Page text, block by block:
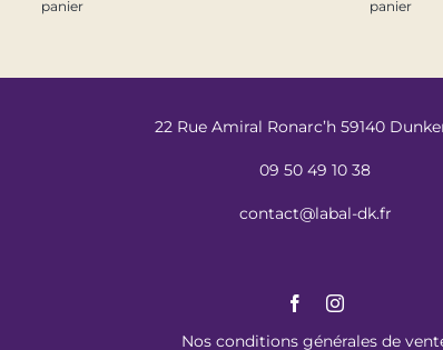
panier
panier
22 Rue Amiral Ronarc’h 59140
09 50 49 10 38
contact@labal-dk.fr
Nos conditions générales de